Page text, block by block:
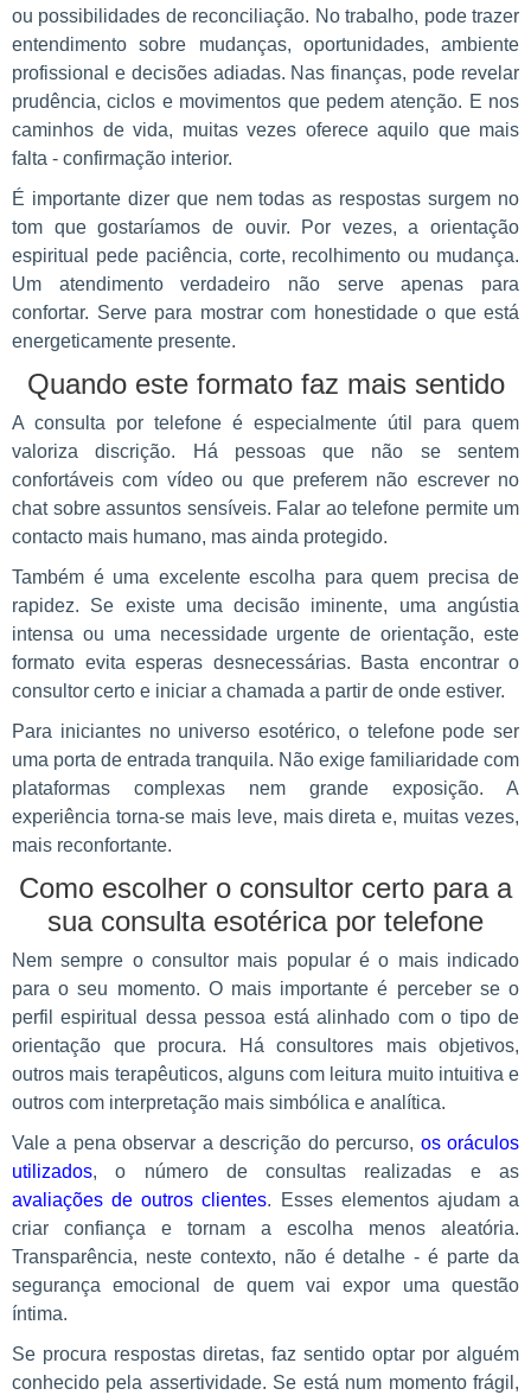
ou possibilidades de reconciliação. No trabalho, pode trazer
entendimento sobre mudanças, oportunidades, ambiente
profissional e decisões adiadas. Nas finanças, pode revelar
prudência, ciclos e movimentos que pedem atenção. E nos
caminhos de vida, muitas vezes oferece aquilo que mais
falta - confirmação interior.
É importante dizer que nem todas as respostas surgem no
tom que gostaríamos de ouvir. Por vezes, a orientação
espiritual pede paciência, corte, recolhimento ou mudança.
Um atendimento verdadeiro não serve apenas para
confortar. Serve para mostrar com honestidade o que está
energeticamente presente.
Quando este formato faz mais sentido
A consulta por telefone é especialmente útil para quem
valoriza discrição. Há pessoas que não se sentem
confortáveis com vídeo ou que preferem não escrever no
chat sobre assuntos sensíveis. Falar ao telefone permite um
contacto mais humano, mas ainda protegido.
Também é uma excelente escolha para quem precisa de
rapidez. Se existe uma decisão iminente, uma angústia
intensa ou uma necessidade urgente de orientação, este
formato evita esperas desnecessárias. Basta encontrar o
consultor certo e iniciar a chamada a partir de onde estiver.
Para iniciantes no universo esotérico, o telefone pode ser
uma porta de entrada tranquila. Não exige familiaridade com
plataformas complexas nem grande exposição. A
experiência torna-se mais leve, mais direta e, muitas vezes,
mais reconfortante.
Como escolher o consultor certo para a
sua consulta esotérica por telefone
Nem sempre o consultor mais popular é o mais indicado
para o seu momento. O mais importante é perceber se o
perfil espiritual dessa pessoa está alinhado com o tipo de
orientação que procura. Há consultores mais objetivos,
outros mais terapêuticos, alguns com leitura muito intuitiva e
outros com interpretação mais simbólica e analítica.
Vale a pena observar a descrição do percurso, os oráculos
utilizados, o número de consultas realizadas e as
avaliações de outros clientes. Esses elementos ajudam a
criar confiança e tornam a escolha menos aleatória.
Transparência, neste contexto, não é detalhe - é parte da
segurança emocional de quem vai expor uma questão
íntima.
Se procura respostas diretas, faz sentido optar por alguém
conhecido pela assertividade. Se está num momento frágil,